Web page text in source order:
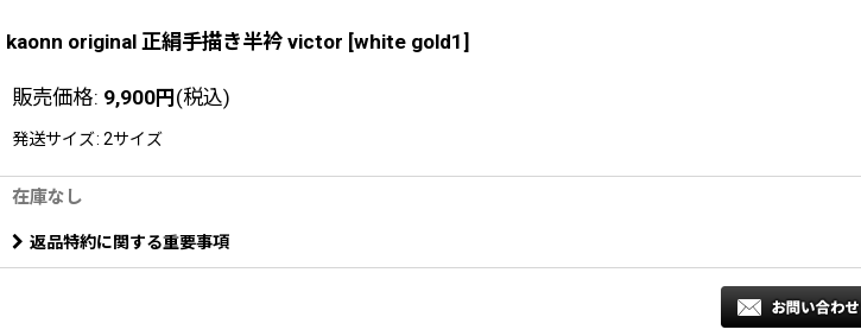
kaonn original 正絹手描き半衿 victor [white gold1]
販売価格: 9,900円(税込)
発送サイズ: 2サイズ
在庫なし
返品特約に関する重要事項